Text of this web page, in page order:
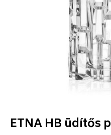
ETNA HB üdítős